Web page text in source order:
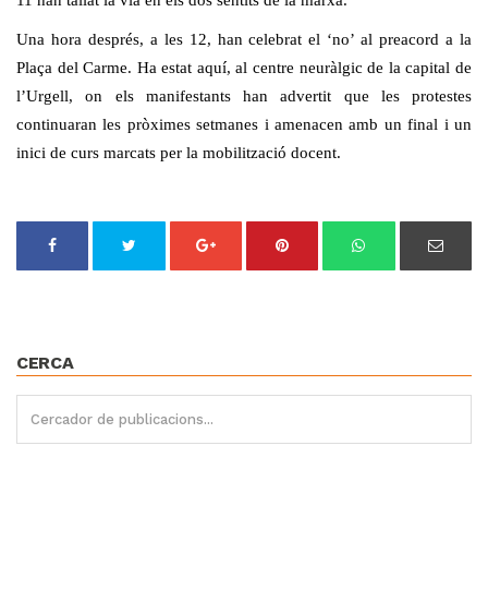
Una hora després, a les 12, han celebrat el ‘no’ al preacord a la
Plaça del Carme. Ha estat aquí, al centre neuràlgic de la capital de
l’Urgell, on els manifestants han advertit que les protestes
continuaran les pròximes setmanes i amenacen amb un final i un
inici de curs marcats per la mobilització docent.
CERCA